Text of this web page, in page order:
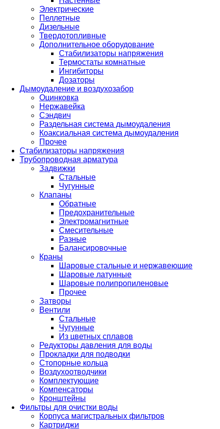
Электрические
Пеллетные
Дизельные
Твердотопливные
Дополнительное оборудование
Стабилизаторы напряжения
Термостаты комнатные
Ингибиторы
Дозаторы
Дымоудаление и воздухозабор
Оцинковка
Нержавейка
Сэндвич
Раздельная система дымоудаления
Коаксиальная система дымоудаления
Прочее
Стабилизаторы напряжения
Трубопроводная арматура
Задвижки
Стальные
Чугунные
Клапаны
Обратные
Предохранительные
Электромагнитные
Смесительные
Разные
Балансировочные
Краны
Шаровые стальные и нержавеющие
Шаровые латунные
Шаровые полипропиленовые
Прочее
Затворы
Вентили
Стальные
Чугунные
Из цветных сплавов
Редукторы давления для воды
Прокладки для подводки
Стопорные кольца
Воздухоотводчики
Комплектующие
Компенсаторы
Кронштейны
Фильтры для очистки воды
Корпуса магистральных фильтров
Картриджи